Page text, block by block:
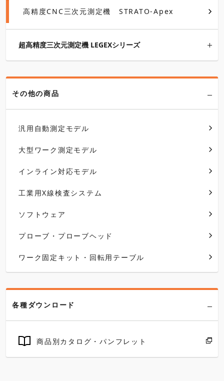
高精度CNC三次元測定機 STRATO-Apex
超高精度三次元測定機 LEGEXシリーズ
その他の商品
汎用自動測定モデル
大型ワーク測定モデル
インライン対応モデル
工業用X線検査システム
ソフトウェア
プローブ・プローブヘッド
ワーク固定キット・回転用テーブル
各種ダウンロード
商品別カタログ・パンフレット